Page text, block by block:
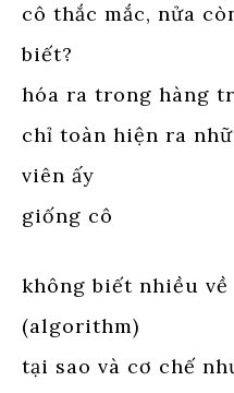
cô thắc mắc, nửa
biết?
hóa ra trong hàng
chỉ toàn hiện ra
viên ấy
giống cô
không biết nhiều
(algorithm)
tại sao và cơ chế